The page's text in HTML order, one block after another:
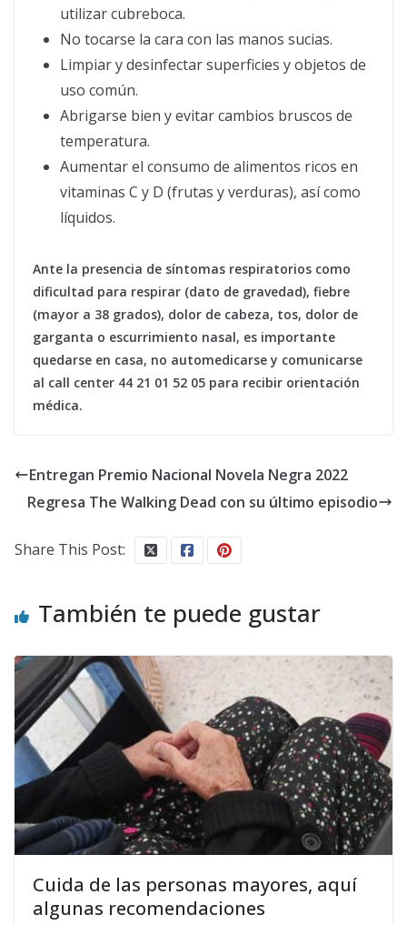
utilizar cubreboca.
No tocarse la cara con las manos sucias.
Limpiar y desinfectar superficies y objetos de
uso común.
Abrigarse bien y evitar cambios bruscos de
temperatura.
Aumentar el consumo de alimentos ricos en
vitaminas C y D (frutas y verduras), así como
líquidos.
Ante la presencia de síntomas respiratorios como
dificultad para respirar (dato de gravedad), fiebre
(mayor a 38 grados), dolor de cabeza, tos, dolor de
garganta o escurrimiento nasal, es importante
quedarse en casa, no automedicarse y comunicarse
al call center 44 21 01 52 05 para recibir orientación
médica.
Entregan Premio Nacional Novela Negra 2022
Regresa The Walking Dead con su último episodio
Share This Post:
También te puede gustar
Cuida de las personas mayores, aquí
algunas recomendaciones